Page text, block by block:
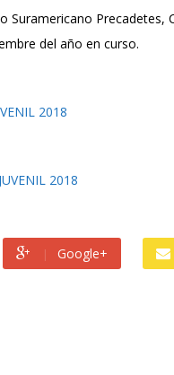
Precadetes,
del año en curso.
2018
2018
Google+